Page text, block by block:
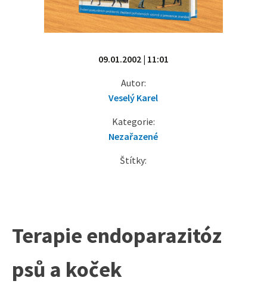
09.01.2002 | 11:01
Autor:
Veselý Karel
Kategorie:
Nezařazené
Štítky:
Terapie endoparazitóz
psů a koček